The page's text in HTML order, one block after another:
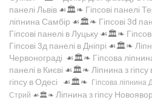
панелі Львів ☙🏛️❧ Гіпсові панелі
ліпнина Самбір ☙🏛️❧ Гіпсові 3d
Гіпсові панелі в Луцьку ☙🏛️❧
Гіпсові 3д панелі в Дніпрі ☙🏛️❧
Червонограді ☙🏛️❧ Гіпсова
панелі в Києві ☙🏛️❧ Ліпнина з
гіпсу в Одесі ☙🏛️❧ Гіпсова ліпнина
Стрий ☙🏛️❧ Ліпнина з гіпсу